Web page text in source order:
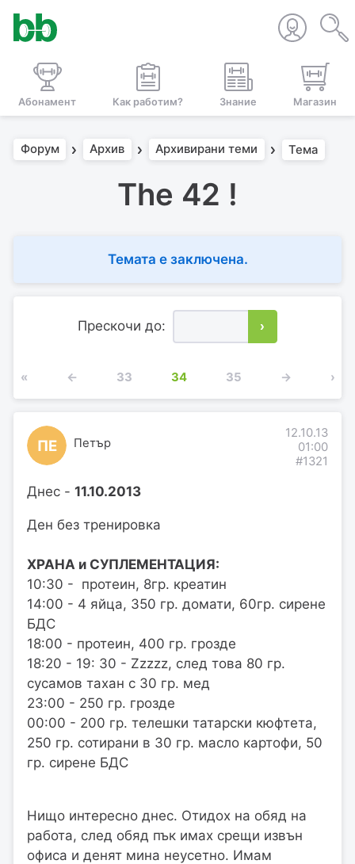
Абонамент Как работим? Знание Магазин
Форум Архив Архивирани теми Тема
The 42 !
Темата е заключена.
Прескочи до: ›
« ← 33 34 35 → ›
ПЕ Петър
12.10.13
01:00
#1321
Днес - 11.10.2013
Ден без тренировка
ХРАНА и СУПЛЕМЕНТАЦИЯ:
10:30 - протеин, 8гр. креатин
14:00 - 4 яйца, 350 гр. домати, 60гр. сирене
БДС
18:00 - протеин, 400 гр. грозде
18:20 - 19: 30 - Zzzzz, след това 80 гр.
сусамов тахан с 30 гр. мед
23:00 - 250 гр. грозде
00:00 - 200 гр. телешки татарски кюфтета,
250 гр. сотирани в 30 гр. масло картофи, 50
гр. сирене БДС
Нищо интересно днес. Отидох на обяд на
работа, след обяд пък имах срещи извън
офиса и денят мина неусетно. Имам